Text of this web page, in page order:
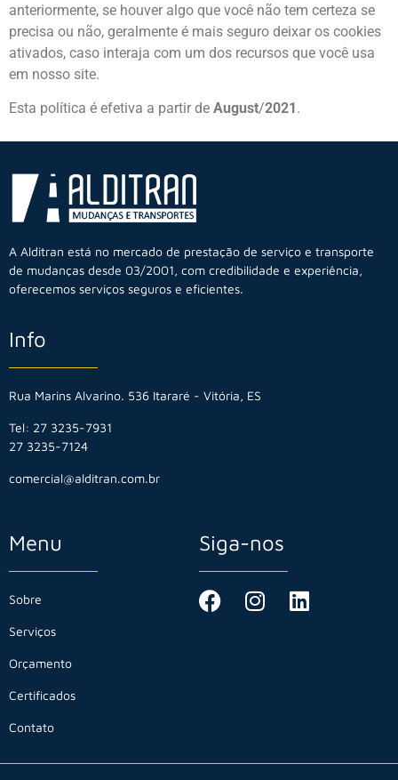
anteriormente, se houver algo que você não tem certeza se
precisa ou não, geralmente é mais seguro deixar os cookies
ativados, caso interaja com um dos recursos que você usa
em nosso site.
Esta política é efetiva a partir de August/2021 .
A Alditran está no mercado de prestação de serviço e transporte
de mudanças desde 03/2001, com credibilidade e experiência,
oferecemos serviços seguros e eficientes.
Info
Rua Marins Alvarino. 536 Itararé - Vitória, ES
Tel: 27 3235-7931
27 3235-7124
comercial@alditran.com.br
Menu
Sobre
Serviços
Orçamento
Certificados
Contato
Siga-nos